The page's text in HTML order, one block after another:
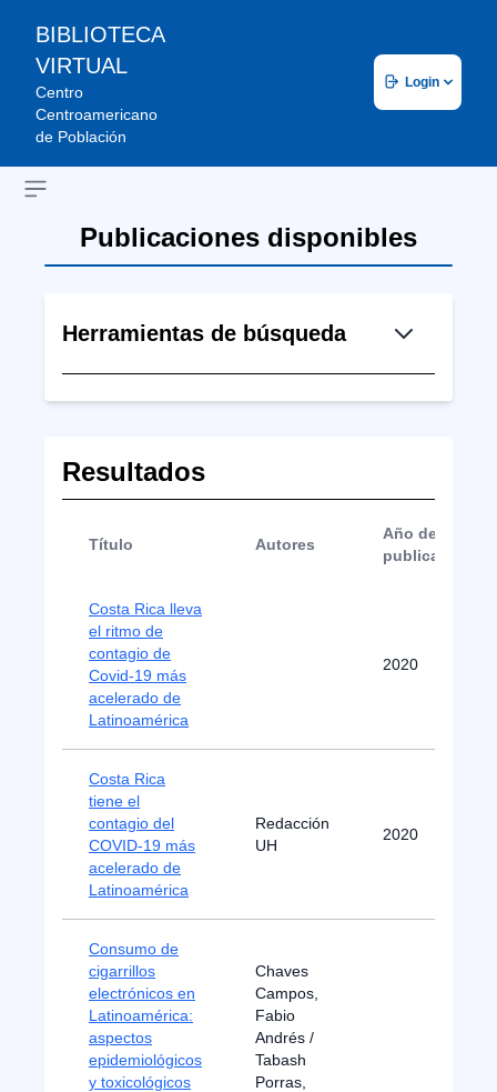
BIBLIOTECA
VIRTUAL
Centro
Centroamericano
de Población
Login
Open sidebar
Publicaciones disponibles
Herramientas de búsqueda
Resultados
Título Autores
Año de
publicación
Costa Rica lleva
el ritmo de
contagio de
Covid-19 más
acelerado de
Latinoamérica
2020
Costa Rica
tiene el
contagio del
COVID-19 más
acelerado de
Latinoamérica
Redacción
UH
2020
Consumo de
cigarrillos
electrónicos en
Latinoamérica:
aspectos
epidemiológicos
y toxicológicos
Chaves
Campos,
Fabio
Andrés /
Tabash
Porras,